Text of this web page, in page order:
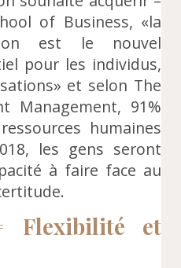
of Business, «la
est le nouvel
pour les individus,
et selon The
Management, 91%
humaines
les gens seront
à faire face au
Flexibilité et